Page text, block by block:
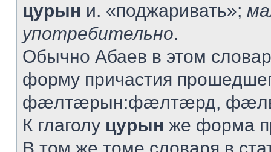
цурын и. «поджаривать»;
употребительно.
Обычно Абаев в этом
форму причастия
фæлтæрын:фæлтæрд,
К глаголу цурын же форма